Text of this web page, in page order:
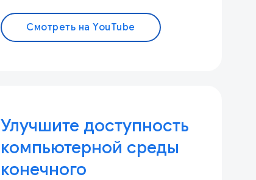
Смотреть на YouTube
Улучшите доступность
компьютерной среды
конечного